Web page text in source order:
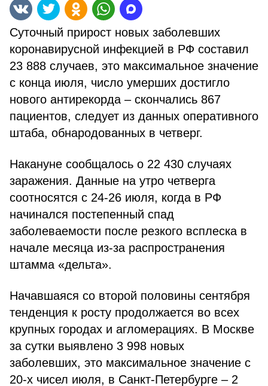
Суточный прирост новых заболевших
коронавирусной инфекцией в РФ составил
23 888 случаев, это максимальное значение
с конца июля, число умерших достигло
нового антирекорда – скончались 867
пациентов, следует из данных оперативного
штаба, обнародованных в четверг.
Накануне сообщалось о 22 430 случаях
заражения. Данные на утро четверга
соотносятся с 24-26 июля, когда в РФ
начинался постепенный спад
заболеваемости после резкого всплеска в
начале месяца из-за распространения
штамма «дельта».
Начавшаяся со второй половины сентября
тенденция к росту продолжается во всех
крупных городах и агломерациях. В Москве
за сутки выявлено 3 998 новых
заболевших, это максимальное значение с
20-х чисел июля, в Санкт-Петербурге – 2